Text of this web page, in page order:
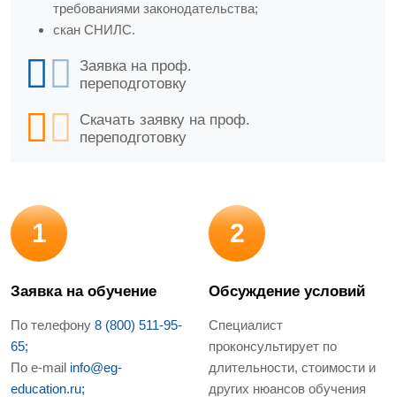
требованиями законодательства;
скан СНИЛС.
Заявка на проф.
переподготовку
Скачать заявку на проф.
переподготовку
1
Заявка на обучение
По телефону 8 (800) 511-95-
65;
По e-mail info@eg-
education.ru;
2
Обсуждение условий
Специалист
проконсультирует по
длительности, стоимости и
других нюансов обучения